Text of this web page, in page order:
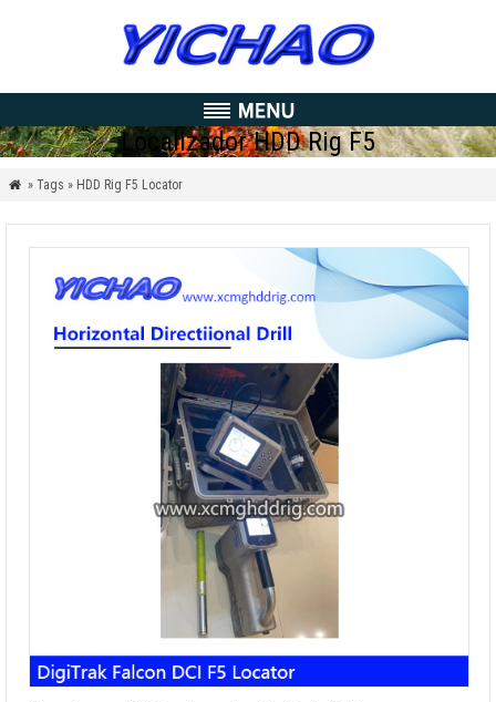
Localizador HDD Rig F5
 » Tags » HDD Rig F5 Locator